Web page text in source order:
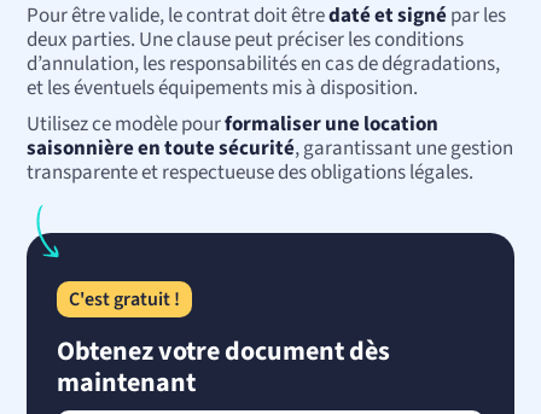
Pour être valide, le contrat doit êtredaté et signépar les
deux parties. Une clause peut préciser les conditions
d’annulation, les responsabilités en cas de dégradations,
et les éventuels équipements mis à disposition.
Utilisez ce modèle pourformaliser une location
saisonnière en toute sécurité, garantissant une gestion
transparente et respectueuse des obligations légales.
C'est gratuit !
Obtenez votre document dès
maintenant